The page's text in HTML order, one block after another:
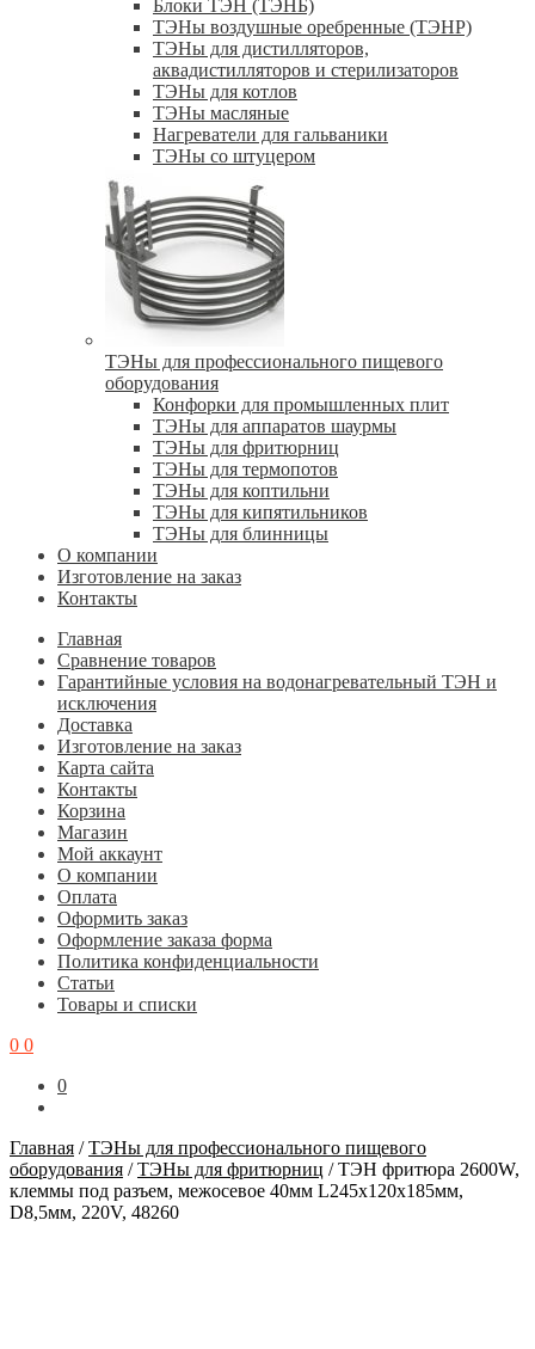
Блоки ТЭН (ТЭНБ)
ТЭНы воздушные оребренные (ТЭНР)
ТЭНы для дистилляторов,
аквадистилляторов и стерилизаторов
ТЭНы для котлов
ТЭНы масляные
Нагреватели для гальваники
ТЭНы со штуцером
ТЭНы для профессионального пищевого
оборудования
Конфорки для промышленных плит
ТЭНы для аппаратов шаурмы
ТЭНы для фритюрниц
ТЭНы для термопотов
ТЭНы для коптильни
ТЭНы для кипятильников
ТЭНы для блинницы
О компании
Изготовление на заказ
Контакты
Главная
Cравнение товаров
Гарантийные условия на водонагревательный ТЭН и
исключения
Доставка
Изготовление на заказ
Карта сайта
Контакты
Корзина
Магазин
Мой аккаунт
О компании
Оплата
Оформить заказ
Оформление заказа форма
Политика конфиденциальности
Статьи
Товары и списки
0 0
0
Главная /ТЭНы для профессионального пищевого
оборудования /ТЭНы для фритюрниц /ТЭН фритюра 2600W,
клеммы под разъем, межосевое 40мм L245х120х185мм,
D8,5мм, 220V, 48260